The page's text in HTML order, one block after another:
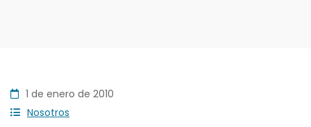
1 de enero de 2010
Nosotros